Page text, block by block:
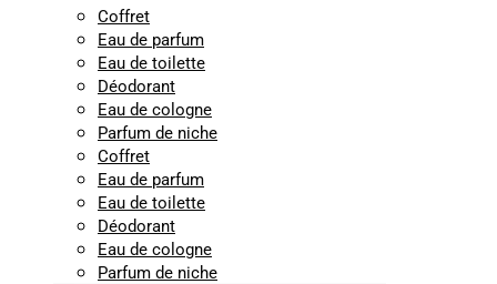
Coffret
Eau de parfum
Eau de toilette
Déodorant
Eau de cologne
Parfum de niche
Coffret
Eau de parfum
Eau de toilette
Déodorant
Eau de cologne
Parfum de niche